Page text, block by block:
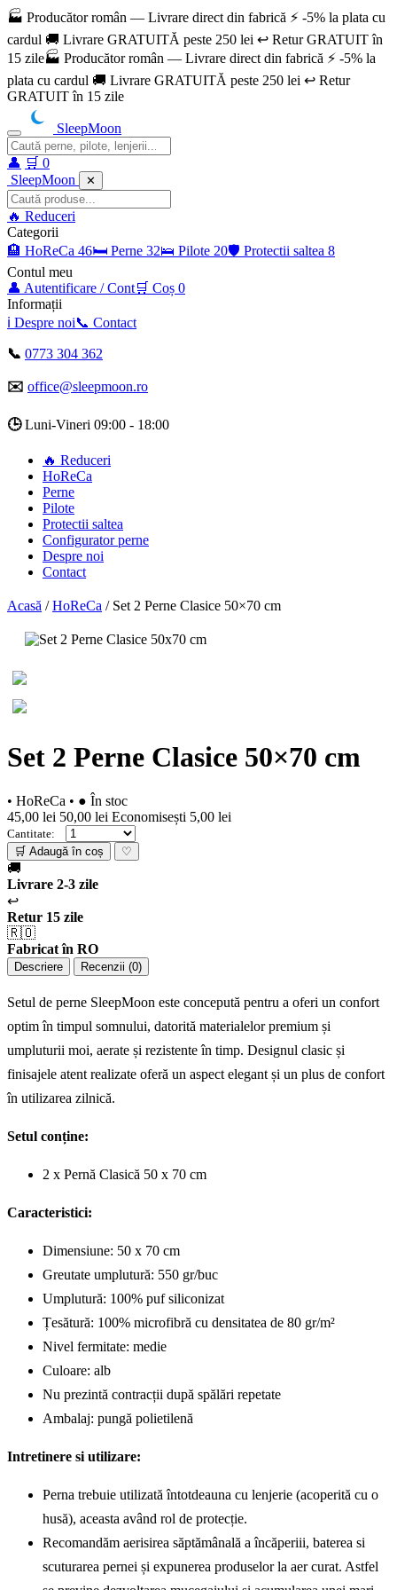
🏭 Producător român — Livrare direct din fabrică ⚡ -5% la plata cu
cardul 🚚 Livrare GRATUITĂ peste 250 lei ↩️ Retur GRATUIT în
15 zile🏭 Producător român — Livrare direct din fabrică ⚡ -5% la
plata cu cardul 🚚 Livrare GRATUITĂ peste 250 lei ↩️ Retur
GRATUIT în 15 zile
SleepMoon
👤 🛒 0
SleepMoon
✕
🔥 Reduceri
Categorii
🏨 HoReCa 46🛏️ Perne 32🛌 Pilote 20🛡️ Protectii saltea 8
Contul meu
👤 Autentificare / Cont🛒 Coș 0
Informații
ℹ️ Despre noi📞 Contact
📞 0773 304 362
✉️ office@sleepmoon.ro
🕒Luni-Vineri 09:00 - 18:00
🔥 Reduceri
HoReCa
Perne
Pilote
Protectii saltea
Configurator perne
Despre noi
Contact
Acasă / HoReCa / Set 2 Perne Clasice 50×70 cm
Set 2 Perne Clasice 50×70 cm
• HoReCa • ● În stoc
45,00 lei 50,00 lei Economisești 5,00 lei
Cantitate:
🛒 Adaugă în coș
♡
🚚
Livrare 2-3 zile
↩️
Retur 15 zile
🇷🇴
Fabricat în RO
Descriere Recenzii (0)
Setul de perne SleepMoon este concepută pentru a oferi un confort
optim în timpul somnului, datorită materialelor premium și
umpluturii moi, aerate și rezistente în timp. Designul clasic și
finisajele atent realizate oferă un aspect elegant și un plus de confort
în utilizarea zilnică.
Setul conține:
2 x Pernă Clasică 50 x 70 cm
Caracteristici:
Dimensiune: 50 x 70 cm
Greutate umplutură: 550 gr/buc
Umplutură: 100% puf siliconizat
Țesătură: 100% microfibră cu densitatea de 80 gr/m²
Nivel fermitate: medie
Culoare: alb
Nu prezintă contracții după spălări repetate
Ambalaj: pungă polietilenă
Intretinere si utilizare:
Perna trebuie utilizată întotdeauna cu lenjerie (acoperită cu o
husă), aceasta având rol de protecție.
Recomandăm aerisirea săptămânală a încăperiii, baterea si
scuturarea pernei și expunerea produselor la aer curat. Astfel